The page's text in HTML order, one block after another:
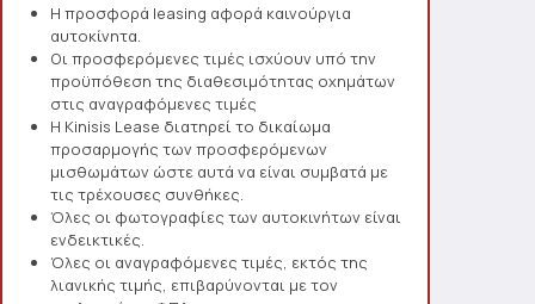
Η προσφορά leasing αφορά καινούργια
αυτοκίνητα.
Οι προσφερόμενες τιμές ισχύουν υπό την
προϋπόθεση της διαθεσιμότητας οχημάτων
στις αναγραφόμενες τιμές
Η Kinisis Lease διατηρεί το δικαίωμα
προσαρμογής των προσφερόμενων
μισθωμάτων ώστε αυτά να είναι συμβατά με
τις τρέχουσες συνθήκες.
Όλες οι φωτογραφίες των αυτοκινήτων είναι
ενδεικτικές.
Όλες οι αναγραφόμενες τιμές, εκτός της
λιανικής τιμής, επιβαρύνονται με τον